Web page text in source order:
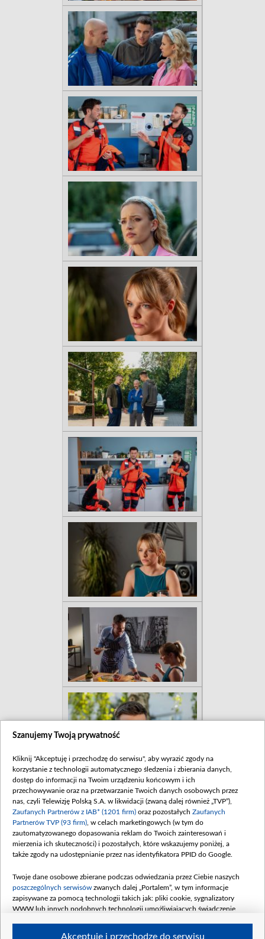
Szanujemy Twoją prywatność
Kliknij "Akceptuję i przechodzę do serwisu", aby wyrazić zgody na
korzystanie z technologii automatycznego śledzenia i zbierania danych,
dostęp do informacji na Twoim urządzeniu końcowym i ich
przechowywanie oraz na przetwarzanie Twoich danych osobowych przez
nas, czyli Telewizję Polską S.A. w likwidacji (zwaną dalej również „TVP”),
Zaufanych Partnerów z IAB* (1201 firm) oraz pozostałych Zaufanych
Partnerów TVP (93 firm) , w celach marketingowych (w tym do
zautomatyzowanego dopasowania reklam do Twoich zainteresowań i
mierzenia ich skuteczności) i pozostałych, które wskazujemy poniżej, a
także zgody na udostępnianie przez nas identyfikatora PPID do Google.
Twoje dane osobowe zbierane podczas odwiedzania przez Ciebie naszych
poszczególnych serwisów zwanych dalej „Portalem”, w tym informacje
zapisywane za pomocą technologii takich jak: pliki cookie, sygnalizatory
WWW lub innych podobnych technologii umożliwiających świadczenie
Akceptuję i przechodzę do serwisu